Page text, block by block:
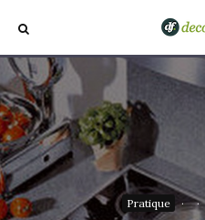
Pratique · ·